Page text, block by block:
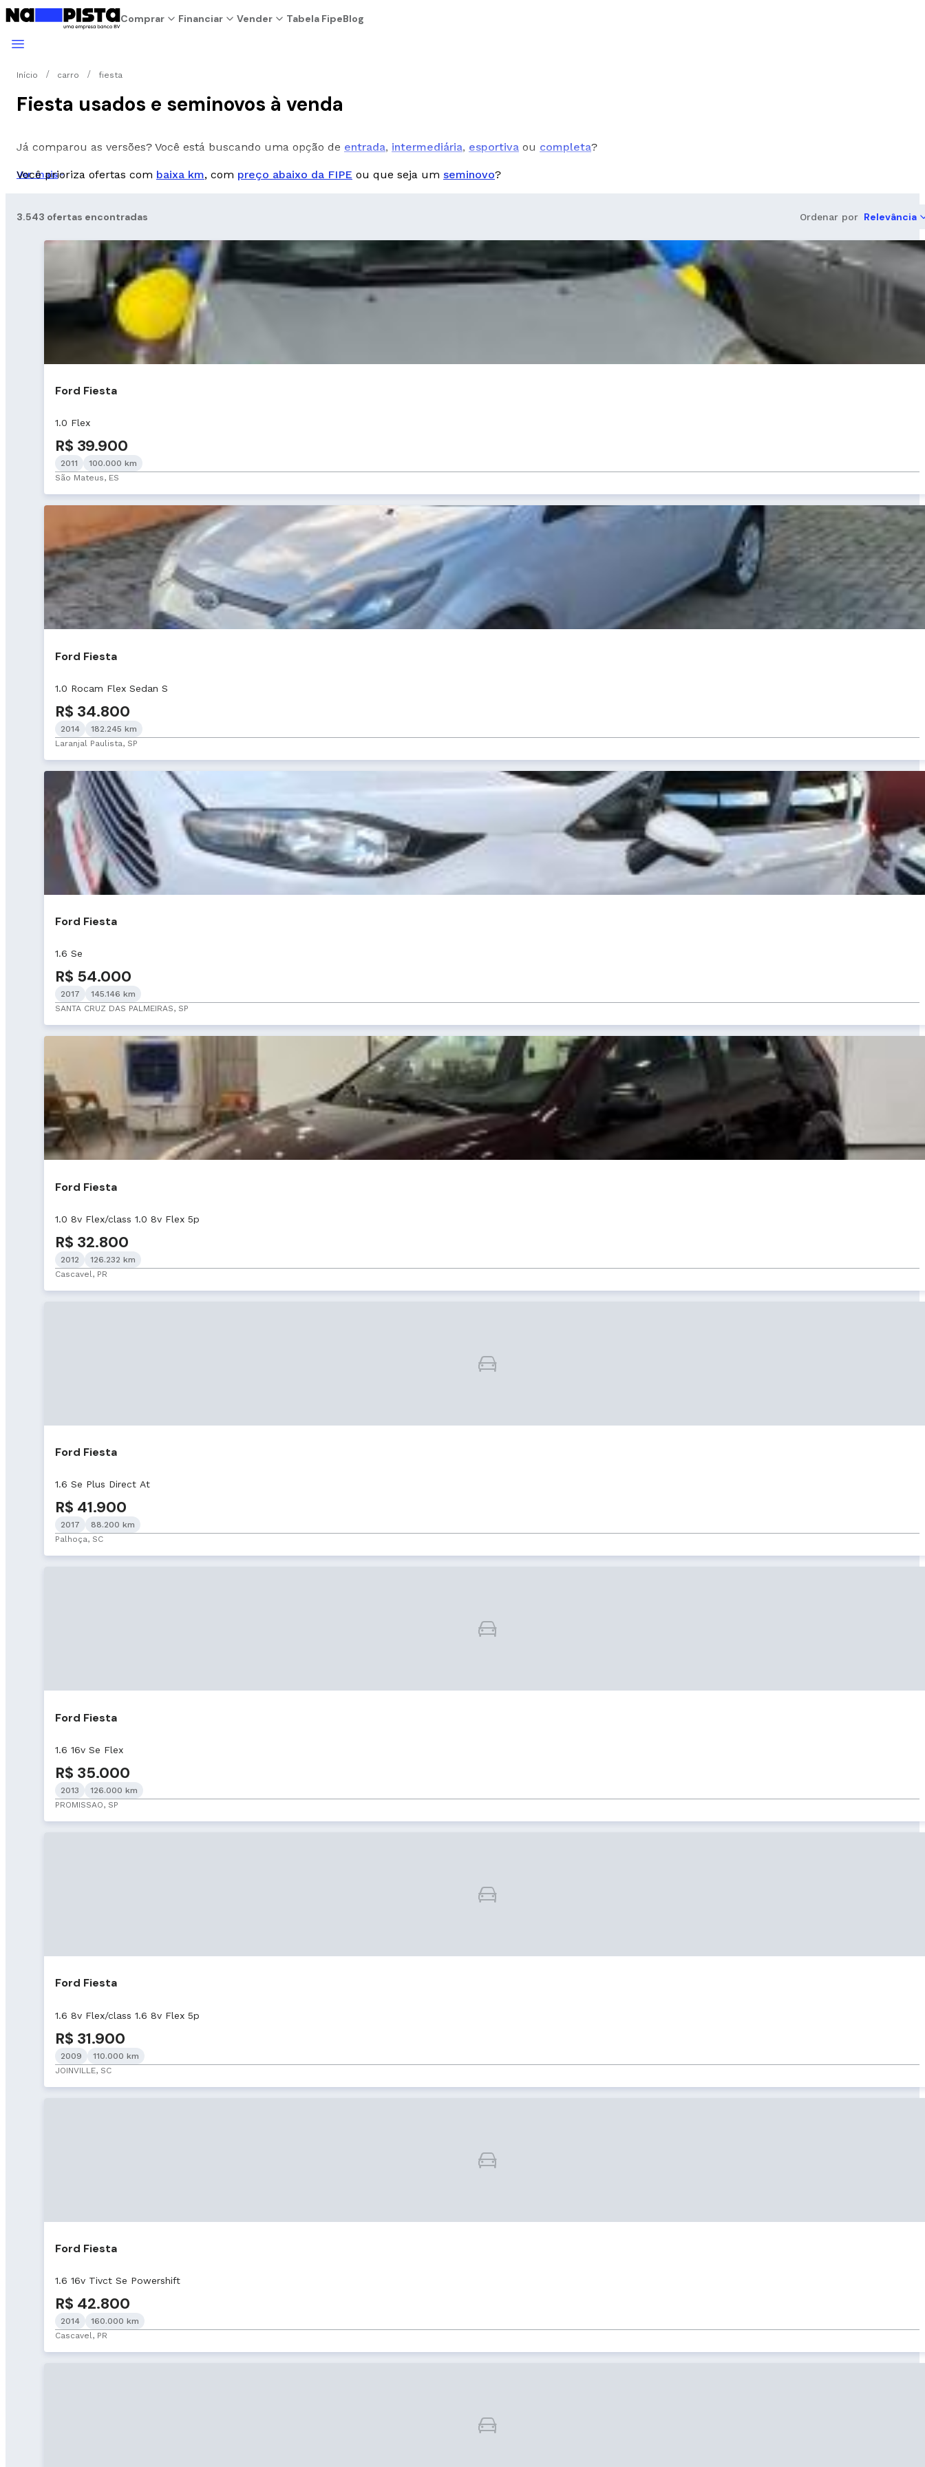
Comprar Financiar Vender Tabela FipeBlog
Início carro fiesta
Fiesta usados e seminovos à venda
Já comparou as versões? Você está buscando uma opção de entrada, intermediária, esportiva ou completa?
Você prioriza ofertas com baixa km, com preço abaixo da FIPE ou que seja um seminovo?
Ver mais
3.543 ofertas encontradas Ordenar por Relevância
Ford Fiesta
1.0 Flex
R$ 39.900
2011
100.000 km
São Mateus, ES
Ford Fiesta
1.0 Rocam Flex Sedan S
R$ 34.800
2014
182.245 km
Laranjal Paulista, SP
Ford Fiesta
1.6 Se
R$ 54.000
2017
145.146 km
SANTA CRUZ DAS PALMEIRAS, SP
Ford Fiesta
1.0 8v Flex/class 1.0 8v Flex 5p
R$ 32.800
2012
126.232 km
Cascavel, PR
Ford Fiesta
1.6 Se Plus Direct At
R$ 41.900
2017
88.200 km
Palhoça, SC
Ford Fiesta
1.6 16v Se Flex
R$ 35.000
2013
126.000 km
PROMISSAO, SP
Ford Fiesta
1.6 8v Flex/class 1.6 8v Flex 5p
R$ 31.900
2009
110.000 km
JOINVILLE, SC
Ford Fiesta
1.6 16v Tivct Se Powershift
R$ 42.800
2014
160.000 km
Cascavel, PR